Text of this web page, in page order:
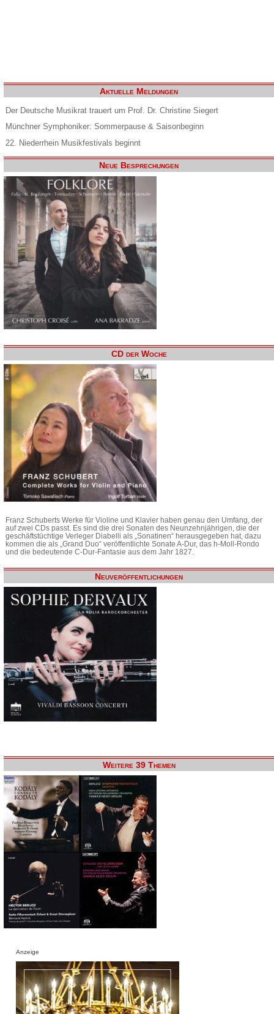
Aktuelle Meldungen
Der Deutsche Musikrat trauert um Prof. Dr. Christine Siegert
Münchner Symphoniker: Sommerpause & Saisonbeginn
22. Niederrhein Musikfestivals beginnt
Neue Besprechungen
CD der Woche
Franz Schuberts Werke für Violine und Klavier haben genau den Umfang, der
auf zwei CDs passt. Es sind die drei Sonaten des Neunzehnjährigen, die der
geschäftstüchtige Verleger Diabelli als „Sonatinen“ herausgegeben hat, dazu
kommen die als „Grand Duo“ veröffentlichte Sonate A-Dur, das h-Moll-Rondo
und die bedeutende C-Dur-Fantasie aus dem Jahr 1827.
Neuveröffentlichungen
Weitere 39 Themen
Anzeige